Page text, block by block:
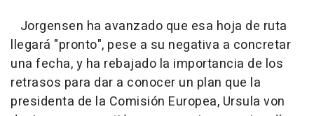
Jorgensen ha avanzado que esa hoja de ruta
llegará "pronto", pese a su negativa a concretar
una fecha, y ha rebajado la importancia de los
retrasos para dar a conocer un plan que la
presidenta de la Comisión Europea, Ursula von